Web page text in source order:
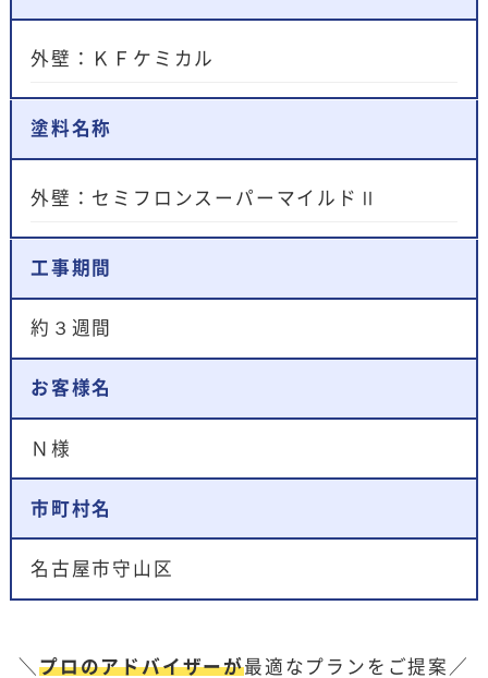
外壁：ＫＦケミカル
塗料名称
外壁：セミフロンスーパーマイルドⅡ
工事期間
約３週間
お客様名
Ｎ様
市町村名
名古屋市守山区
＼プロのアドバイザーが最適なプランをご提案／